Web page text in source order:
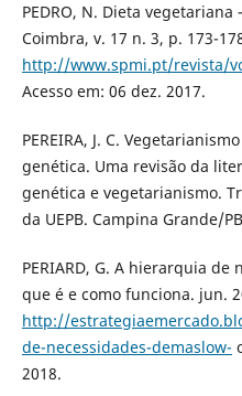
PEDRO, N. Dieta vegetariana
Coimbra, v. 17 n. 3, p. 173-
http://www.spmi.pt/revista/
Acesso em: 06 dez. 2017.
PEREIRA, J. C.
genética. Uma revisão da
genética e vegetarianismo.
da UEPB. Campina Grande/
PERIARD, G. A hierarquia de
que é e como funciona. jun.
http://
de-necessidades-demaslow-
2018.